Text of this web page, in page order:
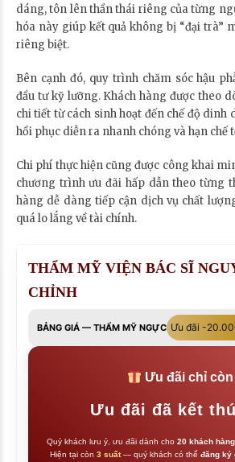
dáng, tôn lên thần thái riêng của từng
hóa này giúp kết quả không bị “đại trà”
riêng biệt.
Bên cạnh đó, quy trình chăm sóc hậu
đầu tư kỹ lưỡng. Khách hàng được theo
chi tiết từ cách sinh hoạt đến chế độ
hồi phục diễn ra nhanh chóng và hạn chế
Chi phí thực hiện cũng được công khai
chương trình ưu đãi hấp dẫn theo từng
hàng dễ dàng tiếp cận dịch vụ chất
quá lo lắng về tài chính.
THẨM MỸ VIỆN BÁC SĨ
CHỈNH
BẢNG GIÁ — THẨM MỸ NGỰC Ưu đãi -
Ưu đãi chỉ còn
Ưu đãi đã kết
Quý khách lưu ý, ưu đãi dành cho 20 khách
Hiện tại còn 3 suất— quý khách có thể đăng ký